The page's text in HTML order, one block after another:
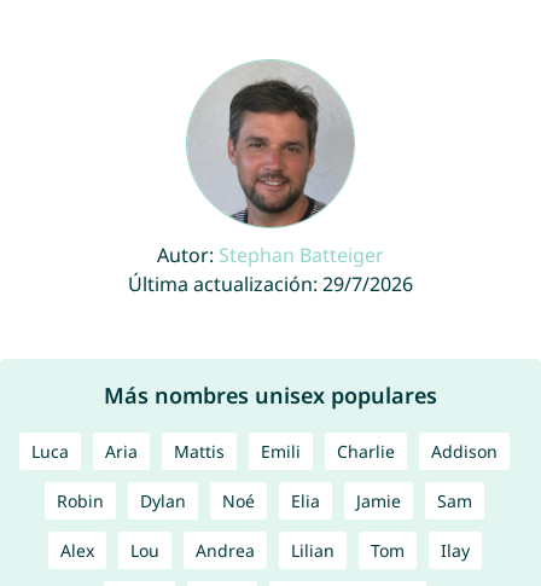
Autor: Stephan Batteiger
Última actualización: 29/7/2026
Más nombres unisex populares
Luca Aria Mattis Emili Charlie Addison
Robin Dylan Noé Elia Jamie Sam
Alex Lou Andrea Lilian Tom Ilay